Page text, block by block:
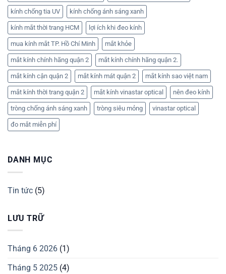
kính chống tia UV kính chống ánh sáng xanh
kính mắt thời trang HCM lợi ích khi đeo kính
mua kính mắt TP. Hồ Chí Minh mắt khỏe
mắt kính chính hãng quận 2 mắt kính chính hãng quận 2.
mắt kính cận quận 2 mắt kính mát quận 2 mắt kính sao việt nam
mắt kính thời trang quận 2 mắt kính vinastar optical nên đeo kính
tròng chống ánh sáng xanh tròng siêu mỏng vinastar optical
đo mắt miễn phí
DANH MỤC
Tin tức (5)
LƯU TRỮ
Tháng 6 2026 (1)
Tháng 5 2025 (4)